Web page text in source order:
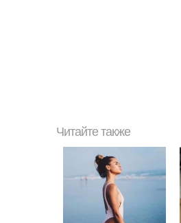
Читайте также